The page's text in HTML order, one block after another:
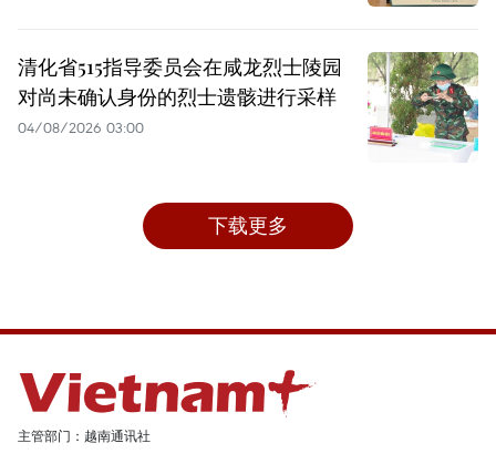
清化省515指导委员会在咸龙烈士陵园
对尚未确认身份的烈士遗骸进行采样
04/08/2026 03:00
下载更多
主管部门：越南通讯社